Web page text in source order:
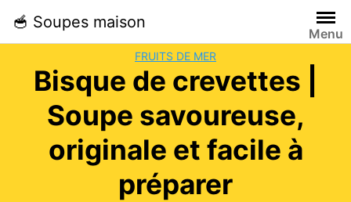
content
🥣 Soupes maison
Menu
FRUITS DE MER
Bisque de crevettes |
Soupe savoureuse,
originale et facile à
préparer